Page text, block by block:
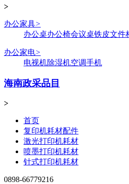
>
办公家具>
办公桌办公椅会议桌铁皮文件
办公家电>
电视机除湿机空调手机
海南政采品目
>
首页
复印机耗材配件
激光打印机耗材
喷墨打印机耗材
针式打印机耗材
0898-66779216